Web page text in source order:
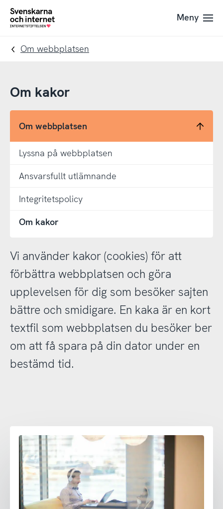
Till
navigation
Till
innehåll
To
Meny
Om webbplatsen
Om kakor
Om webbplatsen
Lyssna på webbplatsen
Ansvarsfullt utlämnande
Integritetspolicy
Om kakor
Vi använder kakor (cookies) för att
förbättra webbplatsen och göra
upplevelsen för dig som besöker sajten
bättre och smidigare. En kaka är en kort
textfil som webbplatsen du besöker ber
om att få spara på din dator under en
bestämd tid.